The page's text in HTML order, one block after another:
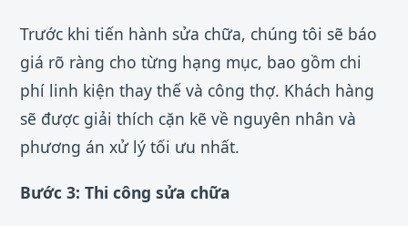
Trước khi tiến hành sửa chữa, chúng tôi sẽ báo
giá rõ ràng cho từng hạng mục, bao gồm chi
phí linh kiện thay thế và công thợ. Khách hàng
sẽ được giải thích cặn kẽ về nguyên nhân và
phương án xử lý tối ưu nhất.
Bước 3: Thi công sửa chữa